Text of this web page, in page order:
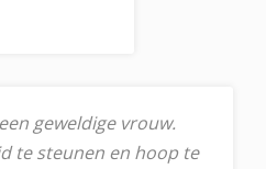
geweldige vrouw.
te steunen en hoop te